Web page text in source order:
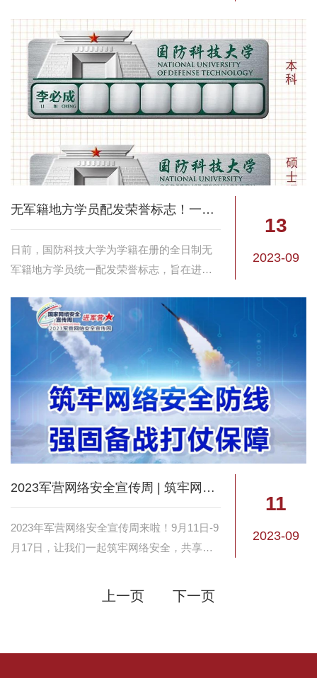
遇到行人车辆则低调避让，抵达宿舍楼后静
待学员开箱取货。
无军籍地方学员配发荣誉标志！一图速览
日前，国防科技大学为学籍在册的全日制无
军籍地方学员统一配发荣誉标志，旨在进一
誉、追求荣誉、珍惜荣誉的良好氛围，对于
激励广大无军籍地方学员学习强能、奋进一
流具有重要...
13
2023-09
2023军营网络安全宣传周 | 筑牢网络安全 共享网络文明
2023年军营网络安全宣传周来啦！9月11日-9
月17日，让我们一起筑牢网络安全，共享网
11
2023-09
上一页 下一页